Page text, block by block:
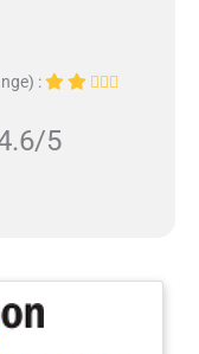
:
5